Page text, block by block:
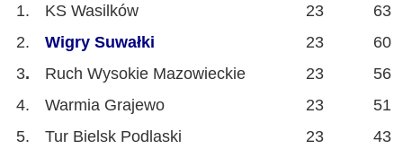
1.
KS Wasilków 23
63
2.
Wigry Suwałki 23
60
3. Ruch Wysokie Mazowieckie 23
56
4.
Warmia Grajewo 23
51
5.
Tur Bielsk Podlaski 23
43